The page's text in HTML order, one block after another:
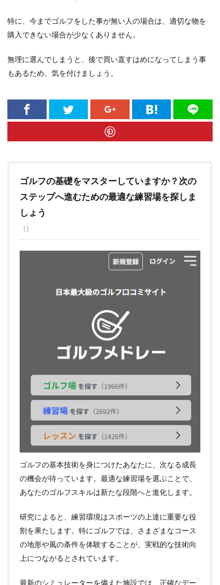
特に、今までゴルフをした事が無い人の場合は、適切な物を
購入できない場合が少なくありません。
無理に選んでしまうと、後で買い直すはめになってしまう事
もあるため、気を付けましょう。
ゴルフの基礎をマスターしていますか？次の
ステップへ進むための最適な練習場を探しま
しょう
ゴルフの基本技術を身につけたあなたに、次なる成長
の機会が待っています。最適な練習場を選ぶことで、
あなたのゴルフスキルは新たな段階へと進化します。
研究によると、練習環境はスポーツの上達に重要な役
割を果たします。特にゴルフでは、さまざまなコース
の地形や風の条件を体験することが、実戦的な技術向
上につながるとされています。
最新のシミュレーターを備えた施設では、正確なデー